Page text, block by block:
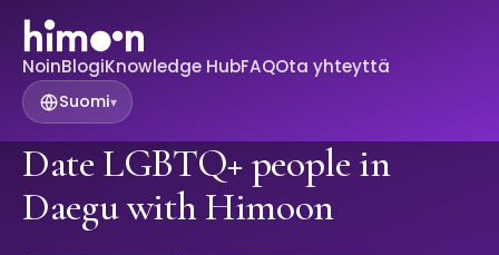
NoinBlogiKnowledge HubFAQOta yhteyttä
Suomi▾
Date LGBTQ+ people in
Daegu with Himoon